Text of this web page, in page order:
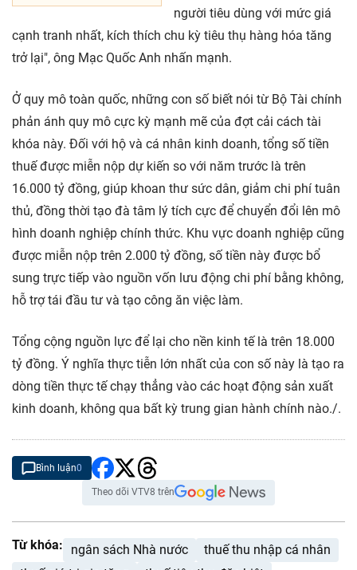
người tiêu dùng với mức giá
cạnh tranh nhất, kích thích chu kỳ tiêu thụ hàng hóa tăng
trở lại", ông Mạc Quốc Anh nhấn mạnh.
Ở quy mô toàn quốc, những con số biết nói từ Bộ Tài chính
phản ánh quy mô cực kỳ mạnh mẽ của đợt cải cách tài
khóa này. Đối với hộ và cá nhân kinh doanh, tổng số tiền
thuế được miễn nộp dự kiến so với năm trước là trên
16.000 tỷ đồng, giúp khoan thư sức dân, giảm chi phí tuân
thủ, đồng thời tạo đà tâm lý tích cực để chuyển đổi lên mô
hình doanh nghiệp chính thức. Khu vực doanh nghiệp cũng
được miễn nộp trên 2.000 tỷ đồng, số tiền này được bổ
sung trực tiếp vào nguồn vốn lưu động chi phí bằng không,
hỗ trợ tái đầu tư và tạo công ăn việc làm.
Tổng cộng nguồn lực để lại cho nền kinh tế là trên 18.000
tỷ đồng. Ý nghĩa thực tiễn lớn nhất của con số này là tạo ra
dòng tiền thực tế chạy thẳng vào các hoạt động sản xuất
kinh doanh, không qua bất kỳ trung gian hành chính nào./.
Bình luận0
Theo dõi VTV8 trên
Từ khóa: ngân sách Nhà nước
thuế thu nhập cá nhân